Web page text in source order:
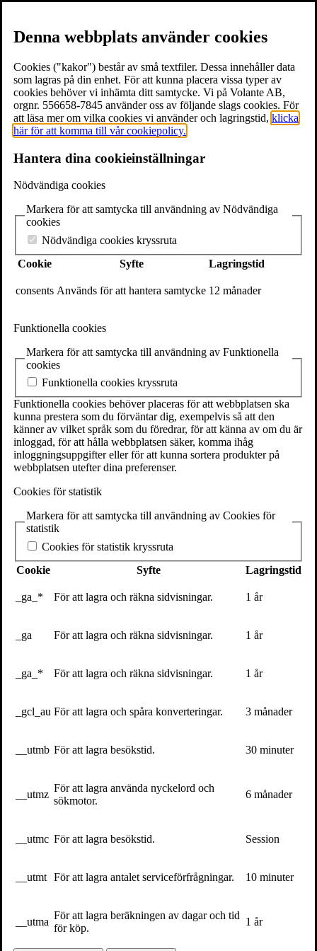
≡ Meny
Böcker
Föreläsare
Volantebloggen
Pressrum
Om Volante
Kontakt
Webshop
SE-111 27 Stockholm
+46(0) 8 702 15 19
info@volante.se
Fler kontaktuppgifter
Cookieinställningar
Fredrik Kessiakoff
Fredrik Kessiakoff är en av Sveriges mest framgångsrika
landsvägscykling. Han har bland annat vunnit VM- brons i
mountainbike, Österrike runt på landsväg och en etapp under Vuelta
Espana. 2012 fick han bära den prickiga bergatröjan i Tour de
Kontakt
För bokning av författaren mejla speakers@volante.se.
Böcker
Volante på Facebook
Vill du få vårt nyhetsbrev?
Denna webbplats använder cookies
Cookies ("kakor") består av små textfiler. Dessa innehåller data
som lagras på din enhet. För att kunna placera vissa typer av
cookies behöver vi inhämta ditt samtycke. Vi på Volante AB,
orgnr. 556658-7845 använder oss av följande slags cookies. För
att läsa mer om vilka cookies vi använder och lagringstid, klicka
här för att komma till vår cookiepolicy.
Hantera dina cookieinställningar
Nödvändiga cookies
Markera för att samtycka till användning av Nödvändiga
cookies
Nödvändiga cookies kryssruta
Cookie
Syfte Lagringstid
consents Används för att hantera samtycke 12 månader
Funktionella cookies
Markera för att samtycka till användning av Funktionella
cookies
Funktionella cookies kryssruta
Funktionella cookies behöver placeras för att webbplatsen ska
kunna prestera som du förväntar dig, exempelvis så att den
känner av vilket språk som du föredrar, för att känna av om du är
inloggad, för att hålla webbplatsen säker, komma ihåg
inloggningsuppgifter eller för att kunna sortera produkter på
webbplatsen utefter dina preferenser.
Cookies för statistik
Markera för att samtycka till användning av Cookies för
statistik
Cookies för statistik kryssruta
Cookie
Syfte Lagringstid
_ga_* För att lagra och räkna sidvisningar. 1 år
_ga För att lagra och räkna sidvisningar. 1 år
_ga_* För att lagra och räkna sidvisningar. 1 år
_gcl_au För att lagra och spåra konverteringar. 3 månader
__utmb För att lagra besökstid. 30 minuter
__utmz
För att lagra använda nyckelord och
sökmotor.
6 månader
__utmc För att lagra besökstid. Session
__utmt För att lagra antalet serviceförfrågningar. 10 minuter
__utma
För att lagra beräkningen av dagar och tid
för köp.
1 år